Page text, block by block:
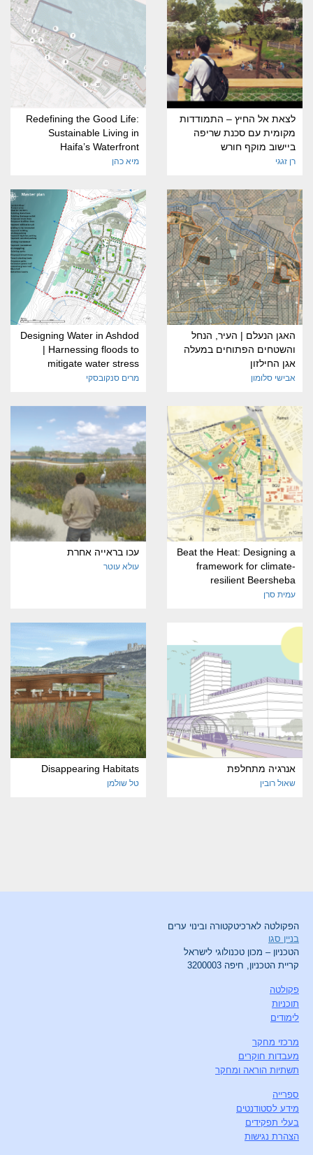
לצאת אל החיץ – התמודדות
מקומית עם סכנת שריפה
ביישוב מוקף חורש
רן זגגי
Redefining the Good Life:
Sustainable Living in
Haifa’s Waterfront
מיא כהן
האגן הנעלם | העיר, הנחל
והשטחים הפתוחים במעלה
אגן החילזון
אבישי סלומון
Designing Water in Ashdod
| Harnessing floods to
mitigate water stress
מרים סנקובסקי
Beat the Heat: Designing a
framework for climate-
resilient Beersheba
עמית סרן
עכו בראייה אחרת
עולא עוטר
אנרגיה מתחלפת
שאול רובין
Disappearing Habitats
טל שולמן
הפקולטה לארכיטקטורה ובינוי ערים
בניין סגו
הטכניון – מכון טכנולוגי לישראל
קריית הטכניון, חיפה 3200003
פקולטה
תוכניות
לימודים
מרכזי מחקר
מעבדות חוקרים
תשתיות הוראה ומחקר
ספרייה
מידע לסטודנטים
בעלי תפקידים
הצהרת נגישות